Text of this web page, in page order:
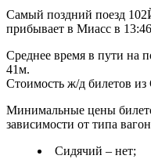
Самый поздний поезд
прибывает в Миасс в
Среднее время в пути на
41м.
Стоимость ж/д билетов
Минимальные цены
зависимости от типа
Сидячий – нет;